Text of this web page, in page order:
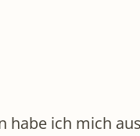
habe ich mich